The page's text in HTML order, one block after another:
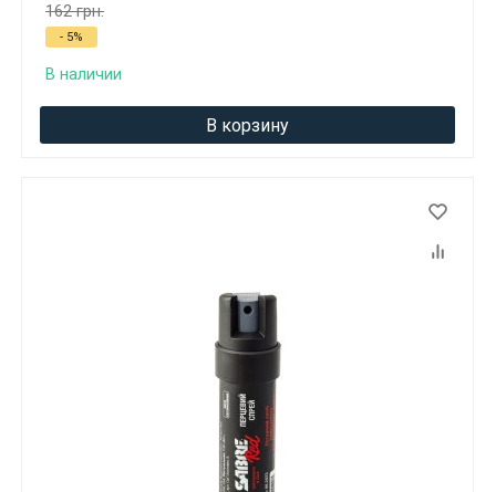
162 грн.
- 5%
В наличии
В корзину